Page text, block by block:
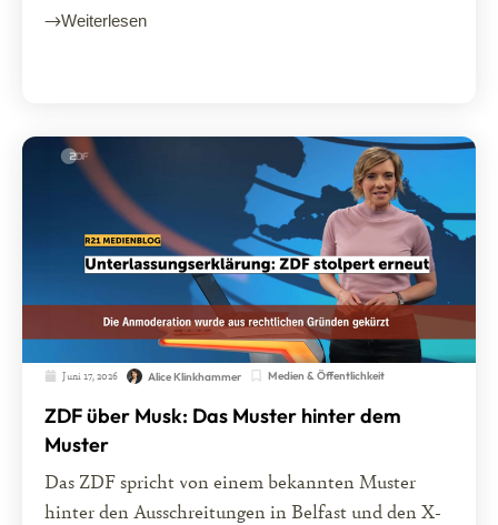
Weiterlesen
Juni 17, 2026 Alice Klinkhammer Medien & Öffentlichkeit
ZDF über Musk: Das Muster hinter dem
Muster
Das ZDF spricht von einem bekannten Muster
hinter den Ausschreitungen in Belfast und den X-